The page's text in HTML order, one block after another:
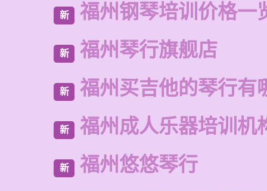
新 福州钢琴培训价格一
新 福州琴行旗舰店
新 福州买吉他的琴行有
新 福州成人乐器培训机
新 福州悠悠琴行